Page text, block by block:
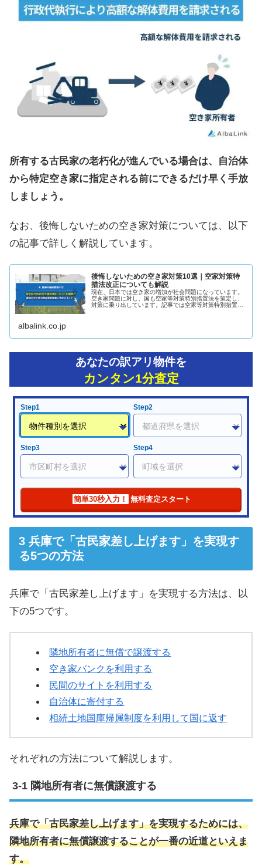
所有する古民家の老朽化が進んでいる場合は、自治体
から特定空き家に指定される前にできるだけ早く手放
しましょう。
なお、後悔しないための空き家対策については、以下
の記事で詳しく解説しています。
後悔しないための空き家対策10選｜空家対策特
措法改正についても解説
現在、日本では空き家の増加が社会問題になっています。
空き家問題に対し、国も空家等対策特別措置法を策定し、
対策に乗り出しています。記事では空家等対策特別措置法
albalink.co.jp
あなたの訳アリ物件を
カンタン1分査定
Step1 Step2
Step3 Step4
簡単30秒入力！ 無料査定スタート
兵庫で「古民家差し上げます」を実現す
る5つの方法
兵庫で「古民家差し上げます」を実現する方法は、以
下の5つです。
隣地所有者に無償で譲渡する
空き家バンクを利用する
民間のサイトを利用する
自治体に寄付する
相続土地国庫帰属制度を利用して国に返す
それぞれの方法について解説します。
隣地所有者に無償譲渡する
兵庫で「古民家差し上げます」を実現するためには、
隣地所有者に無償譲渡することが一番の近道といえま
す。